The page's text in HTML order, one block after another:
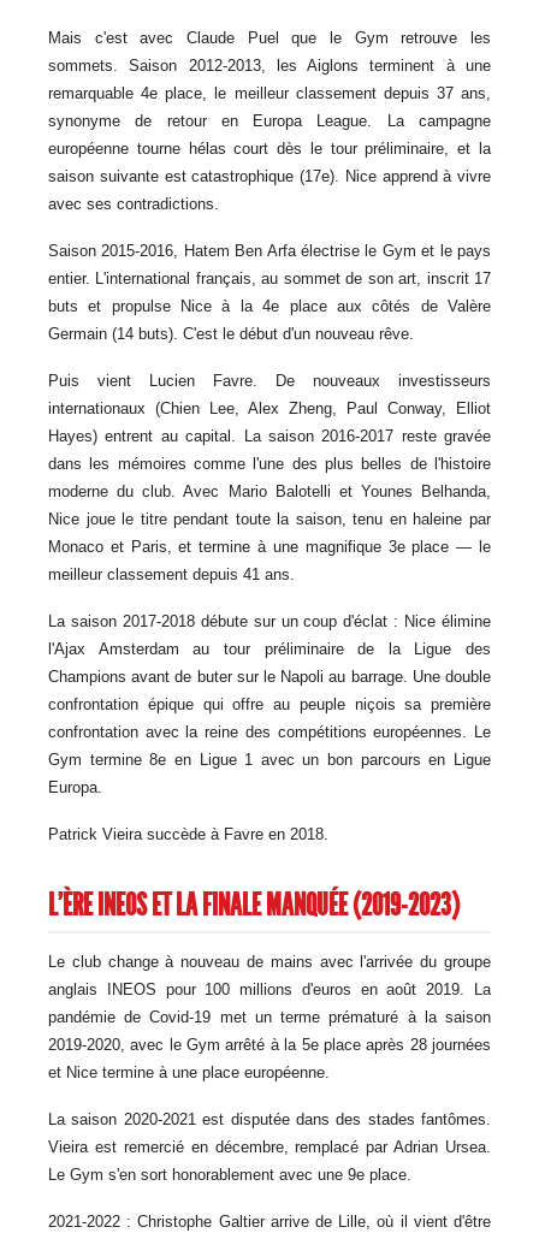
Mais c'est avec Claude Puel que le Gym retrouve les
sommets. Saison 2012-2013, les Aiglons terminent à une
remarquable 4e place, le meilleur classement depuis 37 ans,
synonyme de retour en Europa League. La campagne
européenne tourne hélas court dès le tour préliminaire, et la
saison suivante est catastrophique (17e). Nice apprend à vivre
avec ses contradictions.
Saison 2015-2016, Hatem Ben Arfa électrise le Gym et le pays
entier. L'international français, au sommet de son art, inscrit 17
buts et propulse Nice à la 4e place aux côtés de Valère
Germain (14 buts). C'est le début d'un nouveau rêve.
Puis vient Lucien Favre. De nouveaux investisseurs
internationaux (Chien Lee, Alex Zheng, Paul Conway, Elliot
Hayes) entrent au capital. La saison 2016-2017 reste gravée
dans les mémoires comme l'une des plus belles de l'histoire
moderne du club. Avec Mario Balotelli et Younes Belhanda,
Nice joue le titre pendant toute la saison, tenu en haleine par
Monaco et Paris, et termine à une magnifique 3e place — le
meilleur classement depuis 41 ans.
La saison 2017-2018 débute sur un coup d'éclat : Nice élimine
l'Ajax Amsterdam au tour préliminaire de la Ligue des
Champions avant de buter sur le Napoli au barrage. Une double
confrontation épique qui offre au peuple niçois sa première
confrontation avec la reine des compétitions européennes. Le
Gym termine 8e en Ligue 1 avec un bon parcours en Ligue
Europa.
Patrick Vieira succède à Favre en 2018.
L'ÈRE INEOS ET LA FINALE MANQUÉE (2019-2023)
Le club change à nouveau de mains avec l'arrivée du groupe
anglais INEOS pour 100 millions d'euros en août 2019. La
pandémie de Covid-19 met un terme prématuré à la saison
2019-2020, avec le Gym arrêté à la 5e place après 28 journées
et Nice termine à une place européenne.
La saison 2020-2021 est disputée dans des stades fantômes.
Vieira est remercié en décembre, remplacé par Adrian Ursea.
Le Gym s'en sort honorablement avec une 9e place.
2021-2022 : Christophe Galtier arrive de Lille, où il vient d'être